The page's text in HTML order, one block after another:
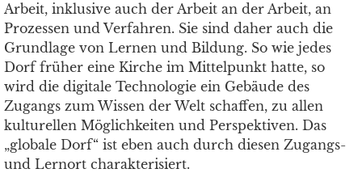
Arbeit, inklusive auch der Arbeit an der Arbeit, an
Prozessen und Verfahren. Sie sind daher auch die
Grundlage von Lernen und Bildung. So wie jedes
Dorf früher eine Kirche im Mittelpunkt hatte, so
wird die digitale Technologie ein Gebäude des
Zugangs zum Wissen der Welt schaffen, zu allen
kulturellen Möglichkeiten und Perspektiven. Das
„globale Dorf“ ist eben auch durch diesen Zugangs-
und Lernort charakterisiert.